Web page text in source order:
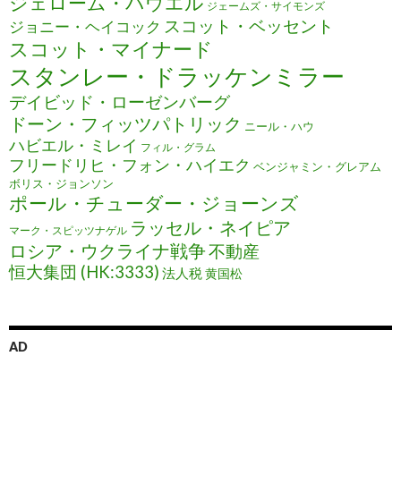
ジェームズ・サイモンズ
ジョニー・ヘイコック スコット・ベッセント
スコット・マイナード
スタンレー・ドラッケンミラー
デイビッド・ローゼンバーグ
ドーン・フィッツパトリック ニール・ハウ
ハビエル・ミレイ フィル・グラム
フリードリヒ・フォン・ハイエク ベンジャミン・グレアム
ボリス・ジョンソン
ポール・チューダー・ジョーンズ
マーク・スピッツナゲル ラッセル・ネイピア
ロシア・ウクライナ戦争不動産
恒大集団 (HK:3333) 法人税黄国松
AD